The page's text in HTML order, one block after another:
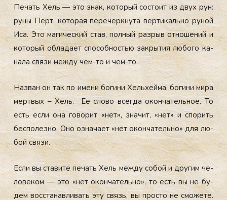
Пе­чать Хель — это знак, ко­торый сос­то­ит из двух рун:
ру­ны Перт, ко­торая пе­речер­кну­та вер­ти­каль­но ру­ной
Иса. Это ма­гичес­кий став, пол­ный раз­рыв от­но­шений и
ко­торый об­ла­да­ет спо­соб­ностью зак­ры­тия лю­бого ка­
нала свя­зи меж­ду чем-то и чем-то.
Наз­ван он так по име­ни бо­гини Хель­хей­ма, бо­гини ми­ра
мер­твых – Хель. Ее сло­во всег­да окон­ча­тель­ное. То
есть ес­ли она го­ворит «нет», зна­чит, «нет» и спо­рить
бес­по­лез­но. Оно оз­на­ча­ет «нет окон­ча­тель­но» для лю­
бой свя­зи.
Ес­ли вы ста­вите пе­чать Хель меж­ду со­бой и дру­гим че­
лове­ком — это «нет окон­ча­тель­но», то есть вы не бу­
дем вос­ста­нав­ли­вать эту связь, вы прос­то не смо­жете.